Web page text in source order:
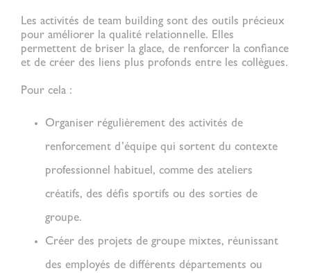
Les activités de team building sont des outils précieux
pour améliorer la qualité relationnelle. Elles
permettent de briser la glace, de renforcer la confiance
et de créer des liens plus profonds entre les collègues.
Pour cela :
Organiser régulièrement des activités de
renforcement d’équipe qui sortent du contexte
professionnel habituel, comme des ateliers
créatifs, des défis sportifs ou des sorties de
groupe.
Créer des projets de groupe mixtes, réunissant
des employés de différents départements ou